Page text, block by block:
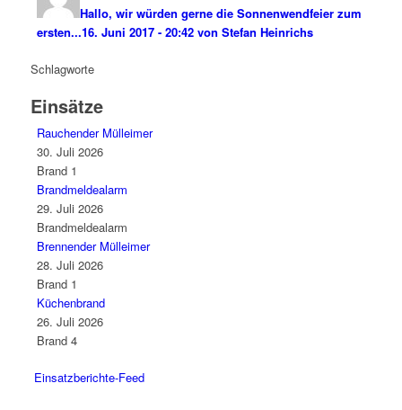
Hallo, wir würden gerne die Sonnenwendfeier zum
ersten...16. Juni 2017 - 20:42 von Stefan Heinrichs
Schlagworte
Einsätze
Rauchender Mülleimer
30. Juli 2026
Brand 1
Brandmeldealarm
29. Juli 2026
Brandmeldealarm
Brennender Mülleimer
28. Juli 2026
Brand 1
Küchenbrand
26. Juli 2026
Brand 4
Einsatzberichte-Feed